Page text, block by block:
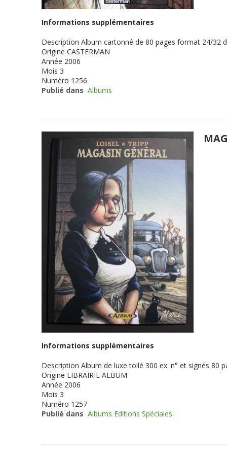
Informations supplémentaires
Description Album cartonné de 80 pages format 24/32
Origine CASTERMAN
Année 2006
Mois 3
Numéro 1256
Publié dans Albums
Informations supplémentaires
Description Album de luxe toilé 300 ex. n° et signés 80
Origine LIBRAIRIE ALBUM
Année 2006
Mois 3
Numéro 1257
Publié dans Albums Editions Spéciales